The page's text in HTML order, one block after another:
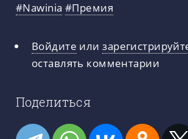
#Nawinia #Премия
Войдите или
оставлять комментарии
Поделиться